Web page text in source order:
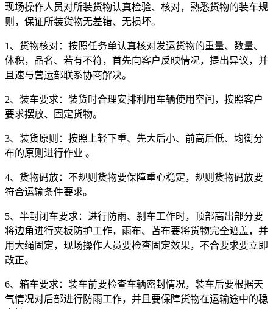
现场操作人员对所装货物认真检验、核对，熟悉货物的装车规
则，保证所装货物无差错、无损坏。
1、货物核对：按照任务单认真核对发运货物的重量、数量、
体积，品名、若有不符，首先向客户反映情况，提出异议，并
且速与营运部联系协商解决。
2、装车要求：装货时合理安排利用车辆使用空间，按照客户
要求摆放、固定货物。
3、装货原则：按照上轻下重、先大后小、前高后低、均衡分
布的原则进行作业 。
4、货物码放：不规则货物要保障重心稳定，规则货物码放要
符合运输条件要求。
5、半封闭车要求：进行防雨、刹车工作时，顶部高出部分要
将边角进行夹板防护工作，雨布、苫布要将货物完全遮盖，并
用大绳固定，现场操作人员要检查固定效果，不合要求要立即
改正。
6、箱车要求：装车前要检查车辆密封情况，装车后要根据天
气情况对后部进行防雨工作，并且要保障货物在运输途中的稳